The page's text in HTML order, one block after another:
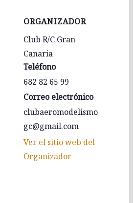
ORGANIZADOR
Club R/C Gran
Canaria
Teléfono
682 82 65 99
Correo electrónico
clubaeromodelismo
gc@gmail.com
Ver el sitio web del
Organizador